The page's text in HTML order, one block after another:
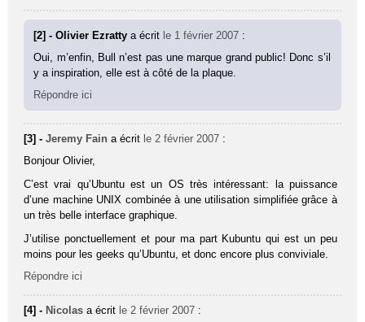
[2] - Olivier Ezrattya écrit le 1 février 2007 :
Oui, m’enfin, Bull n’est pas une marque grand public! Donc s’il
y a inspiration, elle est à côté de la plaque.
Répondre ici
[3] -Jeremy Fain a écrit le 2 février 2007 :
Bonjour Olivier,
C’est vrai qu’Ubuntu est un OS très intéressant: la puissance
d’une machine UNIX combinée à une utilisation simplifiée grâce à
un très belle interface graphique.
J’utilise ponctuellement et pour ma part Kubuntu qui est un peu
moins pour les geeks qu’Ubuntu, et donc encore plus conviviale.
Répondre ici
[4] - Nicolas a écrit le 2 février 2007 :